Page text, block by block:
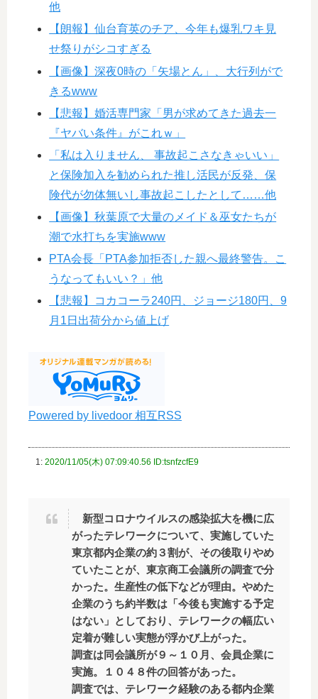
他
【朗報】仙台育英のチア、今年も爆乳ワキ見
せ祭りがシコすぎる
【画像】深夜0時の「矢場とん」、大行列がで
きるwww
【悲報】婚活専門家「男が求めてきた過去一
『ヤバい条件』がこれｗ」
「私は入りません、 事故起こさなきゃいい」
と保険加入を勧められた推し活民が反発、保
険代が勿体無いし事故起こしたとして……他
【画像】秋葉原で大量のメイド＆巫女たちが
潮で水打ちを実施www
PTA会長「PTA参加拒否した親へ最終警告。こ
うなってもいい？」他
【悲報】コカコーラ240円、ジョージ180円、9
月1日出荷分から値上げ
Powered by livedoor 相互RSS
1: 2020/11/05(木) 07:09:40.56 ID:tsnfzcfE9
新型コロナウイルスの感染拡大を機に広
がったテレワークについて、実施していた
東京都内企業の約３割が、その後取りやめ
ていたことが、東京商工会議所の調査で分
かった。生産性の低下などが理由。やめた
企業のうち約半数は「今後も実施する予定
はない」としており、テレワークの幅広い
定着が難しい実態が浮かび上がった。
調査は同会議所が９～１０月、会員企業に
実施。１０４８件の回答があった。
調査では、テレワーク経験のある都内企業